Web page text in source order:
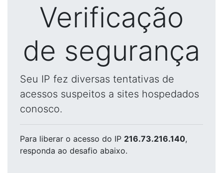
Verificação
de segurança
Seu IP fez diversas tentativas de
acessos suspeitos a sites hospedados
conosco.
Para liberar o acesso do IP 216.73.216.140,
responda ao desafio abaixo.